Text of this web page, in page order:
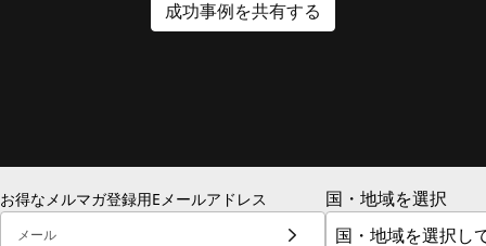
成功事例を共有する
お得なメルマガ登録用Eメールアドレス
メール
国・地域を選択